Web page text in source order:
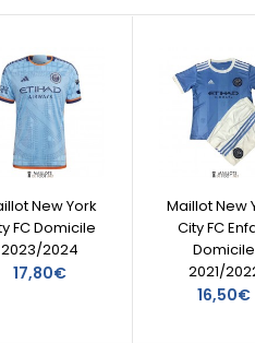
New York
FC Domicile
2023/2024
17,80€
Maillot New
City FC
Domicile
2021/
16,50€